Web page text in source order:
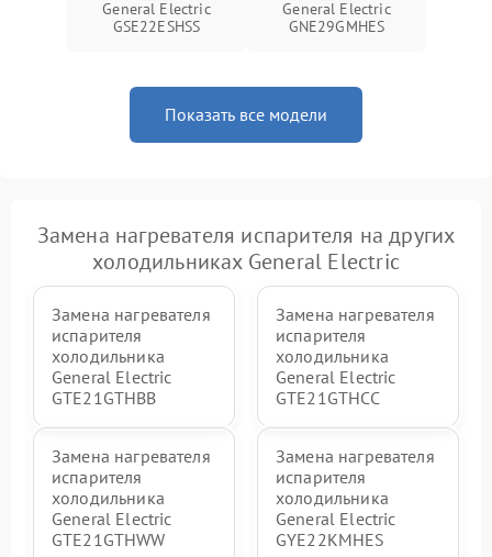
General Electric
GSE22ESHSS
General Electric
GNE29GMHES
Показать все модели
Замена нагревателя испарителя на других
холодильниках General Electric
Замена нагревателя
испарителя
холодильника
General Electric
GTE21GTHBB
Замена нагревателя
испарителя
холодильника
General Electric
GTE21GTHCC
Замена нагревателя
испарителя
холодильника
General Electric
GTE21GTHWW
Замена нагревателя
испарителя
холодильника
General Electric
GYE22KMHES